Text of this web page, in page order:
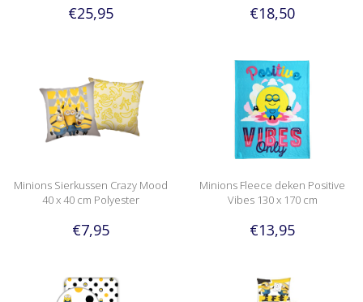
€25,95 €18,50
Minions Sierkussen Crazy Mood
40 x 40 cm Polyester
€7,95
Minions Fleece deken Positive
Vibes 130 x 170 cm
€13,95